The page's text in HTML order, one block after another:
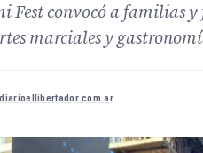
convocó a familias y
marciales y
diarioellibertador.com.ar